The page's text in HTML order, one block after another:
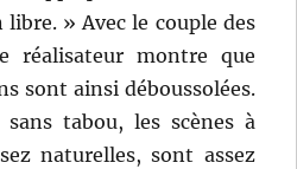
» Avec le couple des
réalisateur montre que
sont ainsi déboussolées.
tabou, les scènes à
naturelles, sont assez